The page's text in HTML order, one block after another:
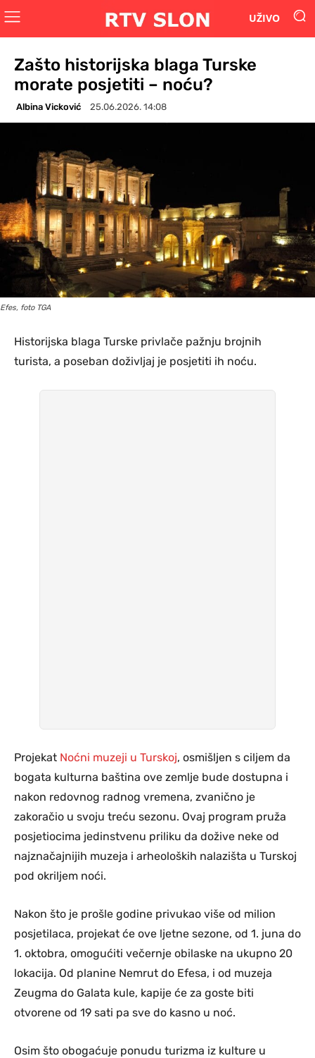
UŽIVO
Zašto historijska blaga Turske
morate posjetiti – noću?
Albina Vicković 25.06.2026. 14:08
Efes, foto TGA
Historijska blaga Turske privlače pažnju brojnih
turista, a poseban doživljaj je posjetiti ih noću.
Projekat Noćni muzeji u Turskoj, osmišljen s ciljem da
bogata kulturna baština ove zemlje bude dostupna i
nakon redovnog radnog vremena, zvanično je
zakoračio u svoju treću sezonu. Ovaj program pruža
posjetiocima jedinstvenu priliku da dožive neke od
najznačajnijih muzeja i arheoloških nalazišta u Turskoj
pod okriljem noći.
Nakon što je prošle godine privukao više od milion
posjetilaca, projekat će ove ljetne sezone, od 1. juna do
1. oktobra, omogućiti večernje obilaske na ukupno 20
lokacija. Od planine Nemrut do Efesa, i od muzeja
Zeugma do Galata kule, kapije će za goste biti
otvorene od 19 sati pa sve do kasno u noć.
Osim što obogaćuje ponudu turizma iz kulture u